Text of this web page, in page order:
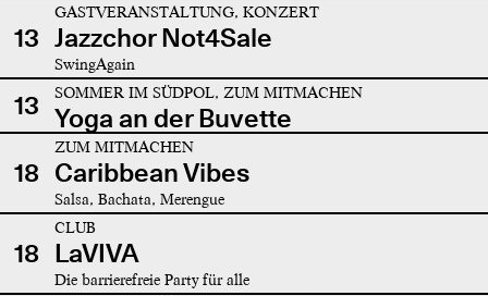
13
GASTVERANSTALTUNG, KONZERT
Jazzchor Not4Sale
SwingAgain
13 SOMMER IM SÜDPOL, ZUM MITMACHEN
Yoga an der Buvette
18
ZUM MITMACHEN
Caribbean Vibes
Salsa, Bachata, Merengue
18
CLUB
LaVIVA
Die barrierefreie Party für alle